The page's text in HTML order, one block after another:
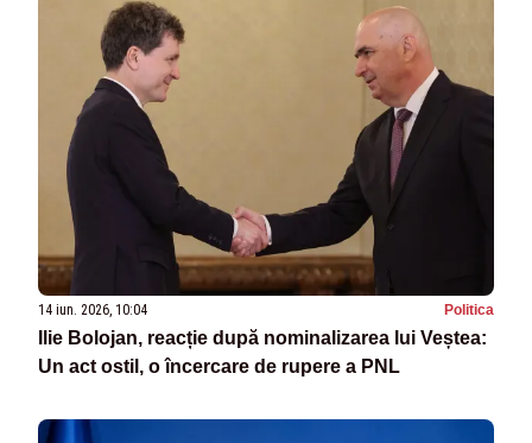
14 iun. 2026, 10:04 Politica
Ilie Bolojan, reacție după nominalizarea lui Veștea:
Un act ostil, o încercare de rupere a PNL